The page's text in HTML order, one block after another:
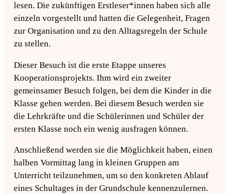
lesen. Die zukünftigen Erstleser*innen haben sich alle
einzeln vorgestellt und hatten die Gelegenheit, Fragen
zur Organisation und zu den Alltagsregeln der Schule
zu stellen.
Dieser Besuch ist die erste Etappe unseres
Kooperationsprojekts. Ihm wird ein zweiter
gemeinsamer Besuch folgen, bei dem die Kinder in die
Klasse gehen werden. Bei diesem Besuch werden sie
die Lehrkräfte und die Schülerinnen und Schüler der
ersten Klasse noch ein wenig ausfragen können.
Anschließend werden sie die Möglichkeit haben, einen
halben Vormittag lang in kleinen Gruppen am
Unterricht teilzunehmen, um so den konkreten Ablauf
eines Schultages in der Grundschule kennenzulernen.